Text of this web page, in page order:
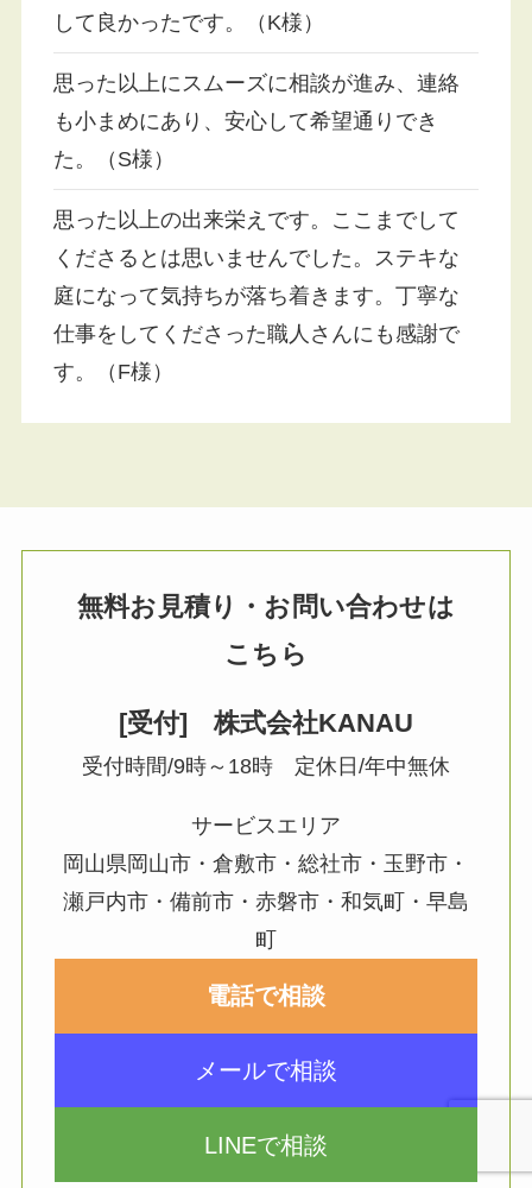
して良かったです。（K様）
思った以上にスムーズに相談が進み、連絡
も小まめにあり、安心して希望通りでき
た。（S様）
思った以上の出来栄えです。ここまでして
くださるとは思いませんでした。ステキな
庭になって気持ちが落ち着きます。丁寧な
仕事をしてくださった職人さんにも感謝で
す。（F様）
無料お見積り・お問い合わせは
こちら
[受付] 株式会社KANAU
受付時間/9時～18時 定休日/年中無休
サービスエリア
岡山県岡山市・倉敷市・総社市・玉野市・
瀬戸内市・備前市・赤磐市・和気町・早島
町
電話で相談
メールで相談
LINEで相談